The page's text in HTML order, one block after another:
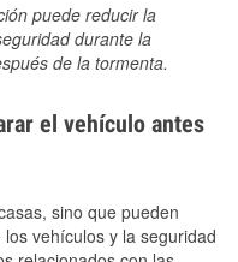
puede reducir la
durante la
de la tormenta.
el vehículo antes
sino que pueden
vehículos y la seguridad